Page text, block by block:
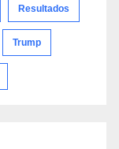
Resultados
Trump